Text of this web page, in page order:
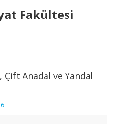
Fakültesi
Çift Anadal ve Yandal